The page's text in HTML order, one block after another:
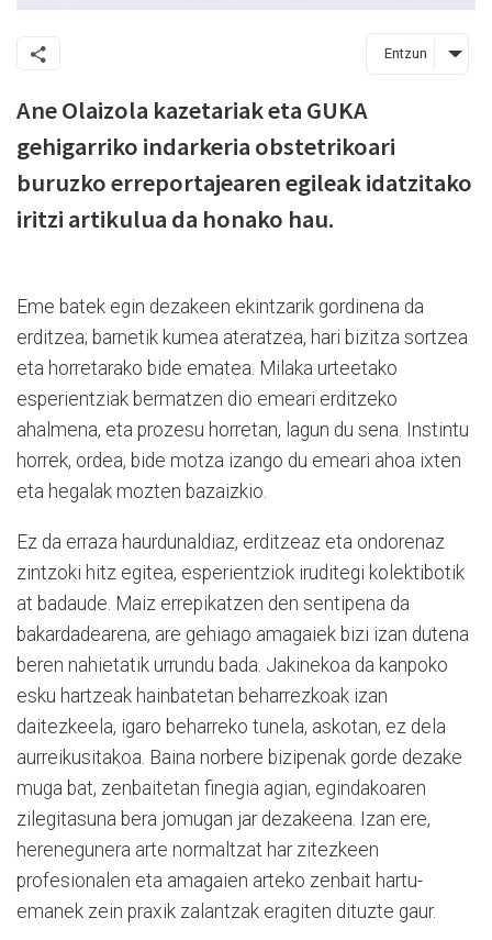
Entzun
Ane Olaizola kazetariak eta GUKA
gehigarriko indarkeria obstetrikoari
buruzko erreportajearen egileak idatzitako
iritzi artikulua da honako hau.
Eme batek egin dezakeen ekintzarik gordinena da
erditzea; barnetik kumea ateratzea, hari bizitza sortzea
eta horretarako bide ematea. Milaka urteetako
esperientziak bermatzen dio emeari erditzeko
ahalmena, eta prozesu horretan, lagun du sena. Instintu
horrek, ordea, bide motza izango du emeari ahoa ixten
eta hegalak mozten bazaizkio.
Ez da erraza haurdunaldiaz, erditzeaz eta ondorenaz
zintzoki hitz egitea, esperientziok iruditegi kolektibotik
at badaude. Maiz errepikatzen den sentipena da
bakardadearena, are gehiago amagaiek bizi izan dutena
beren nahietatik urrundu bada. Jakinekoa da kanpoko
esku hartzeak hainbatetan beharrezkoak izan
daitezkeela, igaro beharreko tunela, askotan, ez dela
aurreikusitakoa. Baina norbere bizipenak gorde dezake
muga bat, zenbaitetan finegia agian, egindakoaren
zilegitasuna bera jomugan jar dezakeena. Izan ere,
herenegunera arte normaltzat har zitezkeen
profesionalen eta amagaien arteko zenbait hartu-
emanek zein praxik zalantzak eragiten dituzte gaur.